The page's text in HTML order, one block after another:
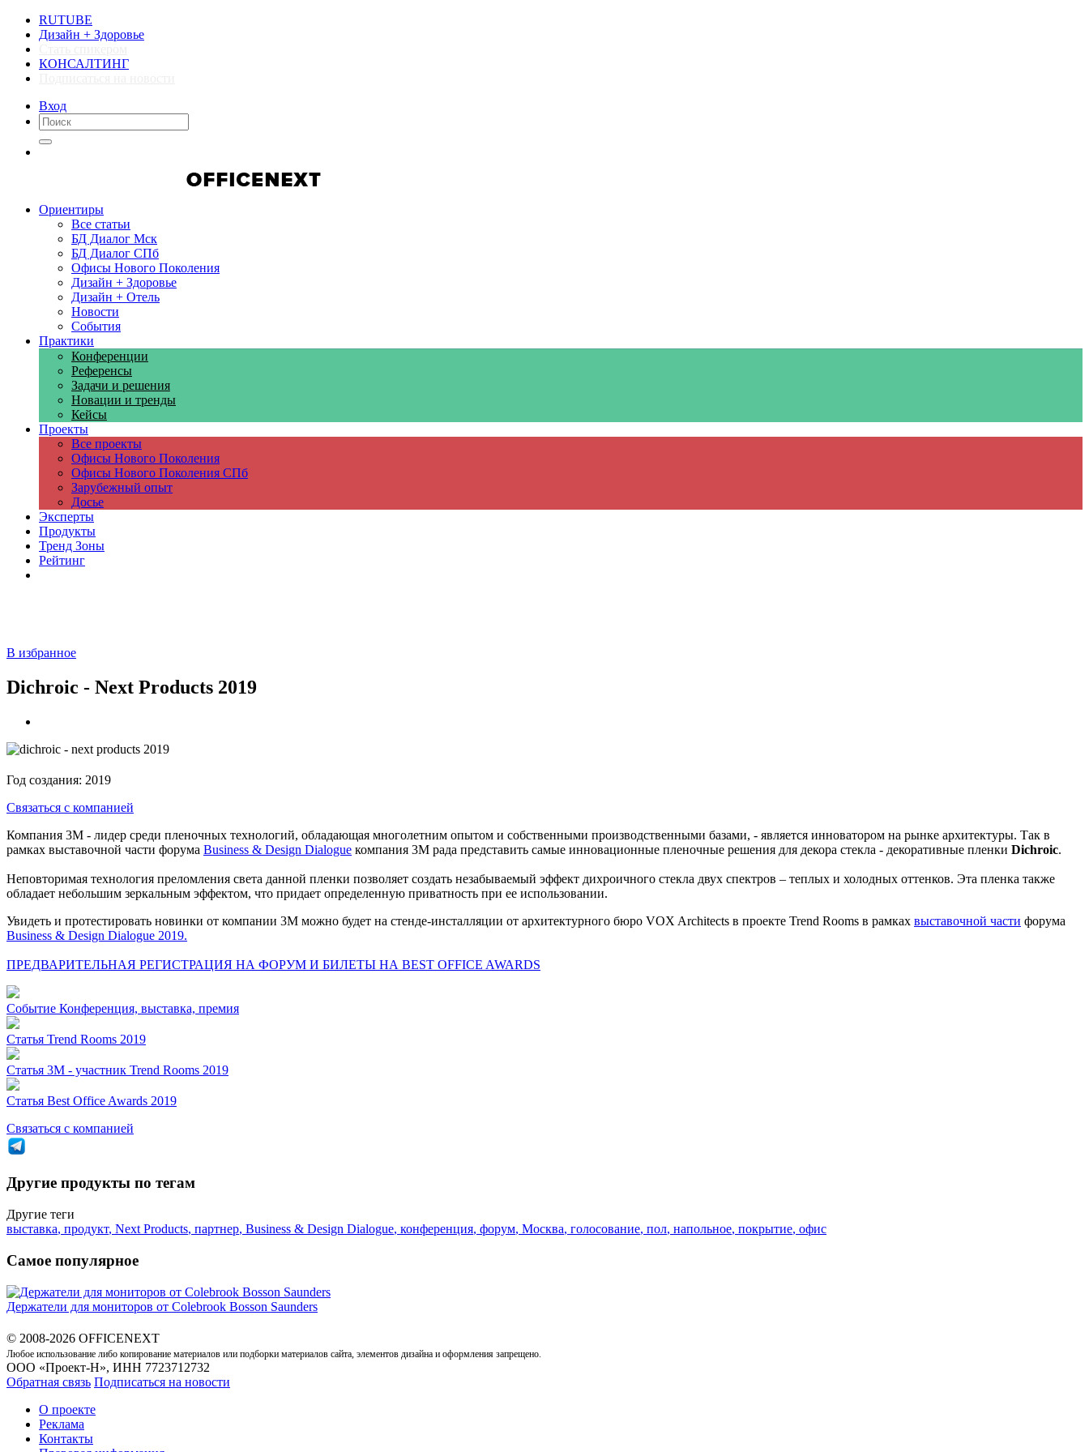
RUTUBE
Дизайн + Здоровье
КОНСАЛТИНГ
Вход
Ориентиры
Все статьи
БД Диалог Мск
БД Диалог СПб
Офисы Нового Поколения
Дизайн + Здоровье
Дизайн + Отель
Новости
События
Практики
Конференции
Референсы
Задачи и решения
Новации и тренды
Кейсы
Проекты
Все проекты
Офисы Нового Поколения
Офисы Нового Поколения СПб
Зарубежный опыт
Досье
Эксперты
Продукты
Тренд Зоны
Рейтинг
В избранное
Dichroic - Next Products 2019
Год создания: 2019
Связаться с компанией
Компания 3М - лидер среди пленочных технологий, обладающая многолетним опытом и собственными производственными базами, - является инноватором на рынке архитектуры. Так в
рамках выставочной части форума Business & Design Dialogue компания 3М рада представить самые инновационные пленочные решения для декора стекла - декоративные пленки Dichroic.
Неповторимая технология преломления света данной пленки позволяет создать незабываемый эффект дихроичного стекла двух спектров – теплых и холодных оттенков. Эта пленка также
обладает небольшим зеркальным эффектом, что придает определенную приватность при ее использовании.
Увидеть и протестировать новинки от компании 3М можно будет на стенде-инсталляции от архитектурного бюро VOX Architects в проекте Trend Rooms в рамках выставочной части форума
Business & Design Dialogue 2019.
ПРЕДВАРИТЕЛЬНАЯ РЕГИСТРАЦИЯ НА ФОРУМ И БИЛЕТЫ НА BEST OFFICE AWARDS
Событие Конференция, выставка, премия
Статья Trend Rooms 2019
Статья 3М - участник Trend Rooms 2019
Статья Best Office Awards 2019
Связаться с компанией
Другие продукты по тегам
Другие теги
выставка, продукт, Next Products, партнер, Business & Design Dialogue, конференция, форум, Москва, голосование, пол, напольное, покрытие, офис
Самое популярное
Держатели для мониторов от Colebrook Bosson Saunders
© 2008-2026 OFFICENEXT
Любое использование либо копирование материалов или подборки материалов сайта, элементов дизайна и оформления запрещено.
ООО «Проект-Н», ИНН 7723712732
Обратная связь Подписаться на новости
О проекте
Реклама
Контакты